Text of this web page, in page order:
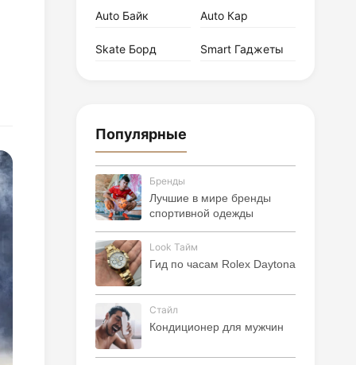
Auto Байк Auto Кар
Skate Борд Smart Гаджеты
Популярные
Бренды
Лучшие в мире бренды
спортивной одежды
Look Тайм
Гид по часам Rolex Daytona
Стайл
Кондиционер для мужчин